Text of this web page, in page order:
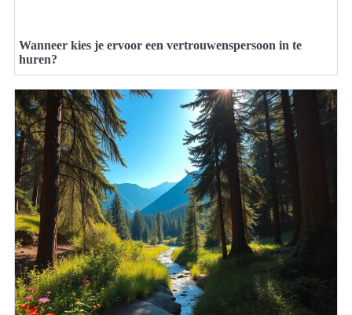
Wanneer kies je ervoor een vertrouwenspersoon in te
huren?